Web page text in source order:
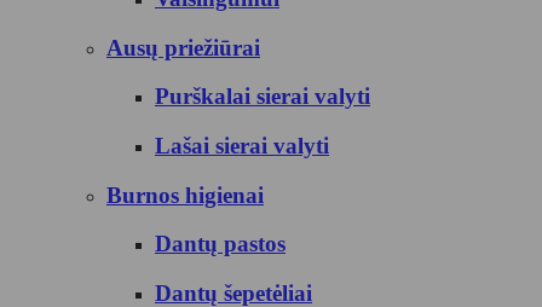
Ausų priežiūrai
Purškalai sierai valyti
Lašai sierai valyti
Burnos higienai
Dantų pastos
Dantų šepetėliai